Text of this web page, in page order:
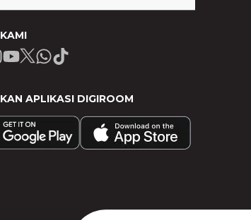
Youtube
X Whatsapp
Tiktok
APLIKASI DIGIROOM